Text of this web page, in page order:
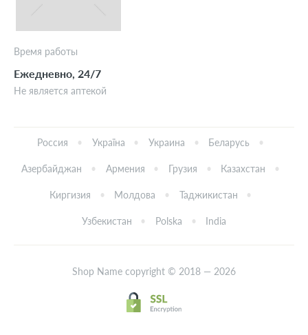
Время работы
Ежедневно, 24/7
Не является аптекой
Россия Україна Украина Беларусь
Азербайджан Армения Грузия Казахстан
Киргизия Молдова Таджикистан
Узбекистан Polska India
Shop Name copyright © 2018 — 2026